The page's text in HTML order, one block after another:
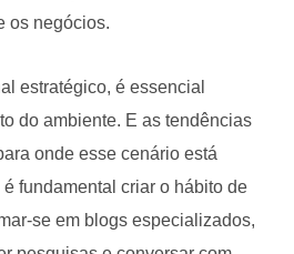
os negócios.
estratégico, é essencial
do ambiente. E as tendências
onde esse cenário está
fundamental criar o hábito de
se em blogs especializados,